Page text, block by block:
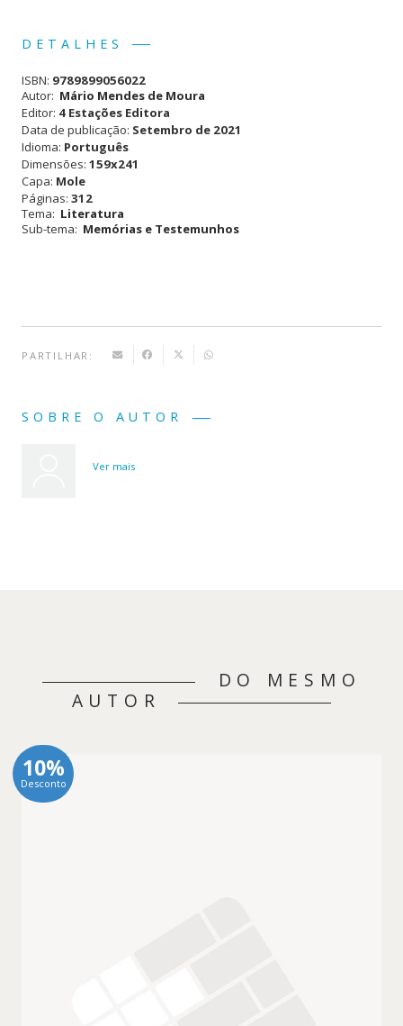
15,90 €.
do
Tempo
DETALHES
ISBN: 9789899056022
Autor: Mário Mendes de Moura
Editor: 4 Estações Editora
Data de publicação: Setembro de 2021
Idioma: Português
Dimensões: 159x241
Capa: Mole
Páginas: 312
Tema: Literatura
Sub-tema: Memórias e Testemunhos
PARTILHAR:
SOBRE O AUTOR
Ver mais
DO MESMO
AUTOR
10%
Desconto